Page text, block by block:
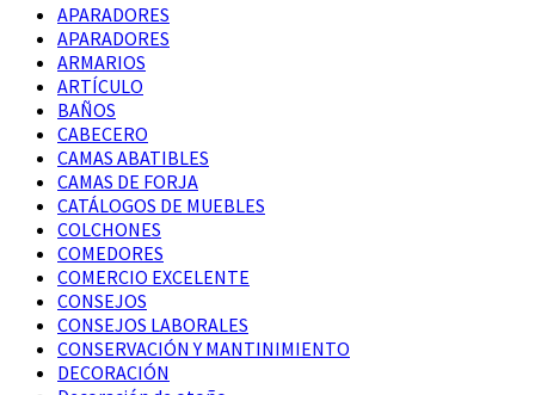
APARADORES
APARADORES
ARMARIOS
ARTÍCULO
BAÑOS
CABECERO
CAMAS ABATIBLES
CAMAS DE FORJA
CATÁLOGOS DE MUEBLES
COLCHONES
COMEDORES
COMERCIO EXCELENTE
CONSEJOS
CONSEJOS LABORALES
CONSERVACIÓN Y MANTINIMIENTO
DECORACIÓN